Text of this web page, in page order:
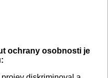
ochrany osobnosti je